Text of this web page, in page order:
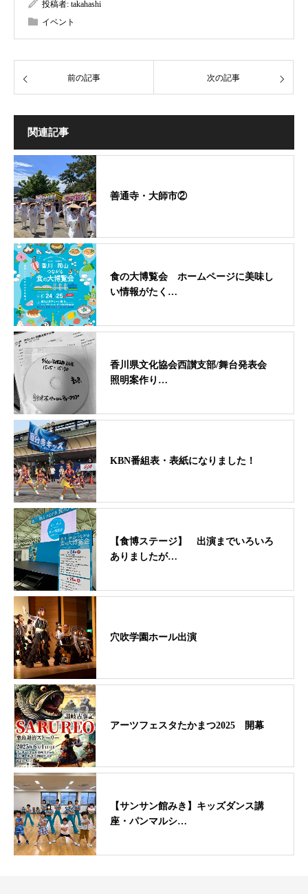
投稿者: takahashi
イベント
前の記事 次の記事
関連記事
善通寺・大師市②
食の大博覧会 ホームページに美味し
い情報がたく…
香川県文化協会西讃支部/舞台発表会
照明案作り…
KBN番組表・表紙になりました！
【食博ステージ】 出演までいろいろ
ありましたが…
穴吹学園ホール出演
アーツフェスタたかまつ2025 開幕
【サンサン館みき】キッズダンス講
座・パンマルシ…